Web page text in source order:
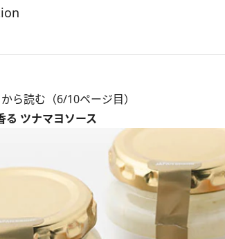
ら読む（6/10ページ目）
ツナマヨソース